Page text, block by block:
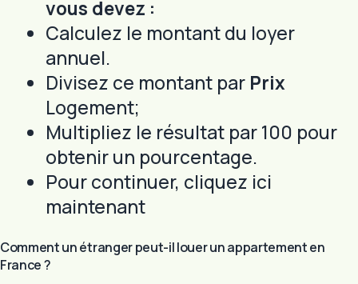
vous devez :
Calculez le montant du loyer
annuel.
Divisez ce montant par Prix
Logement;
Multipliez le résultat par 100 pour
obtenir un pourcentage.
Pour continuer, cliquez ici
maintenant
Comment un étranger peut-il louer un appartement en
France ?